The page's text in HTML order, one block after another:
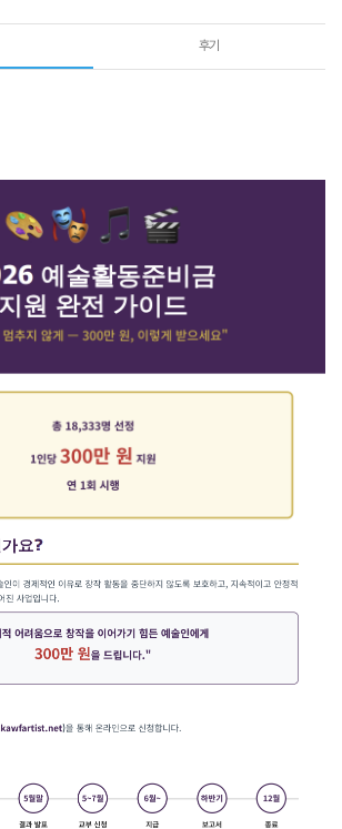
후기